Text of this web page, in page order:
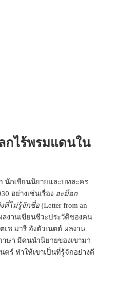
กไร้พรมแดนใน
ก นักเขียนนิยายและบทละคร
อย่างเช่นเรื่อง อะม็อก
ที่ไม่รู้จักชื่อ(Letter from an
ลงานเขียนชีวะประวัติของคน
เช มารี อังตัวเนตต์ ผลงาน
ษา มีคนนำนิยายของเขามา
ร์ ทำให้เขาเป็นที่รู้จักอย่างดี